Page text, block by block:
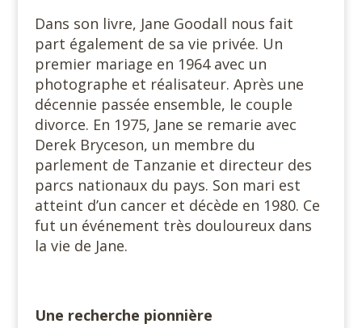
Dans son livre, Jane Goodall nous fait
part également de sa vie privée. Un
premier mariage en 1964 avec un
photographe et réalisateur. Après une
décennie passée ensemble, le couple
divorce. En 1975, Jane se remarie avec
Derek Bryceson, un membre du
parlement de Tanzanie et directeur des
parcs nationaux du pays. Son mari est
atteint d’un cancer et décède en 1980. Ce
fut un événement très douloureux dans
la vie de Jane.
Une recherche pionnière